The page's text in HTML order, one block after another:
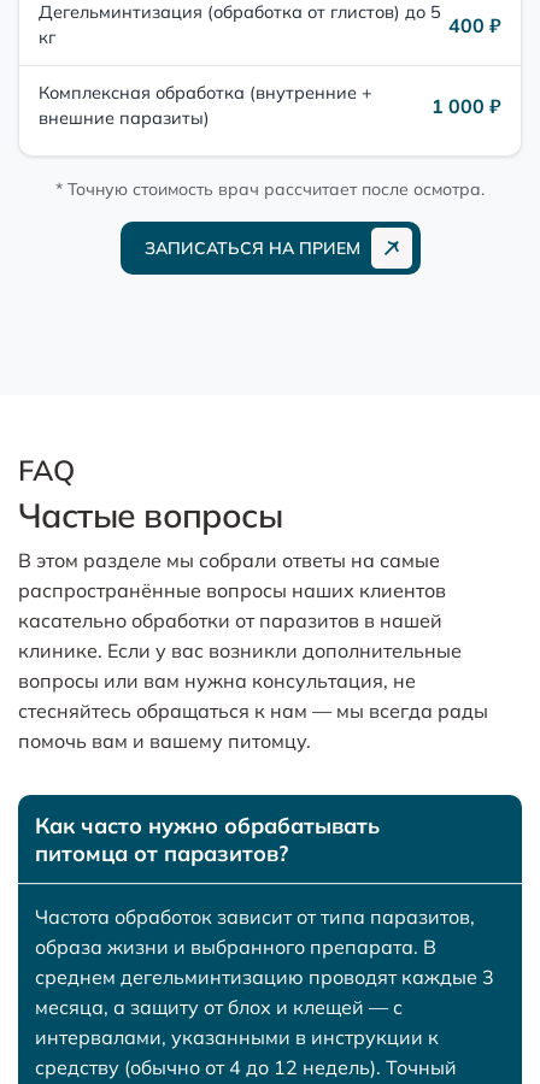
Дегельминтизация (обработка от глистов) до 5
кг
400 ₽
Комплексная обработка (внутренние +
внешние паразиты)
1 000 ₽
* Точную стоимость врач рассчитает после осмотра.
ЗАПИСАТЬСЯ НА ПРИЕМ
FAQ
Частые вопросы
В этом разделе мы собрали ответы на самые
распространённые вопросы наших клиентов
касательно обработки от паразитов в нашей
клинике. Если у вас возникли дополнительные
вопросы или вам нужна консультация, не
стесняйтесь обращаться к нам — мы всегда рады
помочь вам и вашему питомцу.
Как часто нужно обрабатывать
питомца от паразитов?
Частота обработок зависит от типа паразитов,
образа жизни и выбранного препарата. В
среднем дегельминтизацию проводят каждые 3
месяца, а защиту от блох и клещей — с
интервалами, указанными в инструкции к
средству (обычно от 4 до 12 недель). Точный